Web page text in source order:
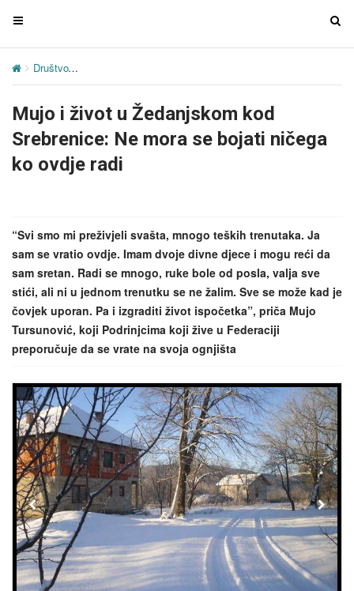
T
g
e
n
v
a
n
T
o
n
Društvo
Mujo i život u Žedanjskom kod
Srebrenice: Ne mora se bojati ničega
ko ovdje radi
“Svi smo mi preživjeli svašta, mnogo teških trenutaka. Ja
sam se vratio ovdje. Imam dvoje divne djece i mogu reći da
sam sretan. Radi se mnogo, ruke bole od posla, valja sve
stići, ali ni u jednom trenutku se ne žalim. Sve se može kad je
čovjek uporan. Pa i izgraditi život ispočetka”, priča Mujo
Tursunović, koji Podrinjcima koji žive u Federaciji
preporučuje da se vrate na svoja ognjišta